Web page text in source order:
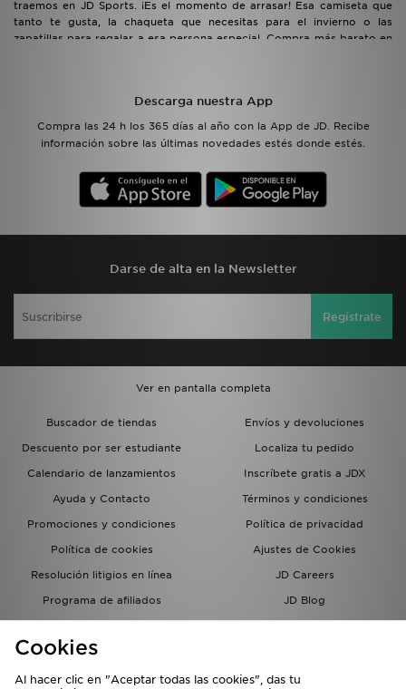
traemos en JD Sports. ¡Es el momento de arrasar! Esa camiseta que
tanto te gusta, la chaqueta que necesitas para el invierno o las
zapatillas para regalar a esa persona especial. Compra más barato en
Descarga nuestra App
Compra las 24 h los 365 días al año con la App de JD. Recibe
información sobre las últimas novedades estés donde estés.
Darse de alta en la Newsletter
Regístrate
Ver en pantalla completa
Buscador de tiendas
Envíos y devoluciones
Descuento por ser estudiante
Localiza tu pedido
Calendario de lanzamientos
Inscríbete gratis a JDX
Ayuda y Contacto
Términos y condiciones
Promociones y condiciones
Política de privacidad
Política de cookies
Ajustes de Cookies
Resolución litigios en línea
JD Careers
Programa de afiliados
JD Blog
del grupo JD - Whistleblowing
Cookies
Al hacer clic en "Aceptar todas las cookies", das tu